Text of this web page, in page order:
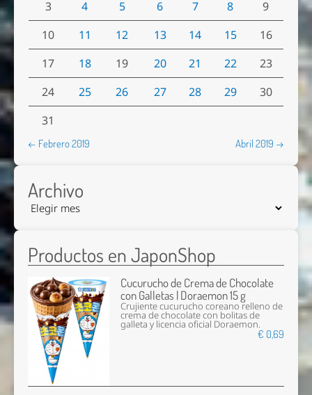
3 4 5 6 7 8
9
10
11 12 13 14 15
16
17
18 19 20 21 22
23
24
25 26 27 28 29
30
31
← Febrero 2019 Abril 2019 →
Archivo
Productos en JaponShop
Cucurucho de Crema de Chocolate
con Galletas | Doraemon 15 g
Crujiente cucurucho coreano relleno de
crema de chocolate con bolitas de
galleta y licencia oficial Doraemon.
€ 0,69